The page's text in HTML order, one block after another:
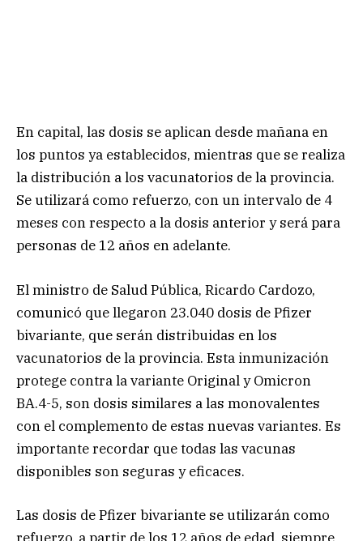
En capital, las dosis se aplican desde mañana en
los puntos ya establecidos, mientras que se realiza
la distribución a los vacunatorios de la provincia.
Se utilizará como refuerzo, con un intervalo de 4
meses con respecto a la dosis anterior y será para
personas de 12 años en adelante.
El ministro de Salud Pública, Ricardo Cardozo,
comunicó que llegaron 23.040 dosis de Pfizer
bivariante, que serán distribuidas en los
vacunatorios de la provincia. Esta inmunización
protege contra la variante Original y Omicron
BA.4-5, son dosis similares a las monovalentes
con el complemento de estas nuevas variantes. Es
importante recordar que todas las vacunas
disponibles son seguras y eficaces.
Las dosis de Pfizer bivariante se utilizarán como